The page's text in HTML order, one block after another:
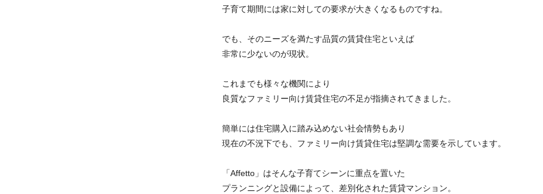
子育て期間には家に対しての要求が大きくなるものですね。
でも、そのニーズを満たす品質の賃貸住宅といえば
非常に少ないのが現状。
これまでも様々な機関により
良質なファミリー向け賃貸住宅の不足が指摘されてきました。
簡単には住宅購入に踏み込めない社会情勢もあり
現在の不況下でも、ファミリー向け賃貸住宅は堅調な需要を示しています。
「Affetto」はそんな子育てシーンに重点を置いた
プランニングと設備によって、差別化された賃貸マンション。